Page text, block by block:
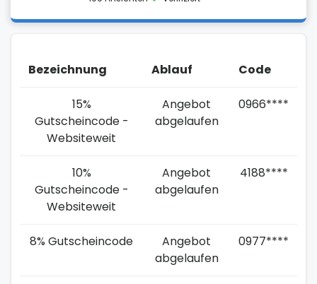
Bezeichnung Ablauf Code
15%
Gutscheincode -
Websiteweit
Angebot
abgelaufen
0966****
10%
Gutscheincode -
Websiteweit
Angebot
abgelaufen
4188****
8% Gutscheincode
Angebot
abgelaufen
0977****